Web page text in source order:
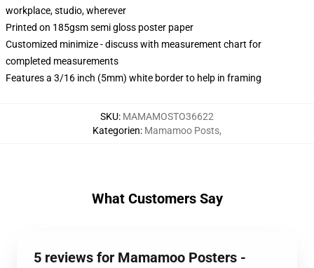
workplace, studio, wherever
Printed on 185gsm semi gloss poster paper
Customized minimize - discuss with measurement chart for
completed measurements
Features a 3/16 inch (5mm) white border to help in framing
SKU: MAMAMOSTO36622
Kategorien: Mamamoo Posts,
What Customers Say
5 reviews for Mamamoo Posters -